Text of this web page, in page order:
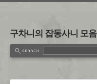
구차니의 잡동사니 모음